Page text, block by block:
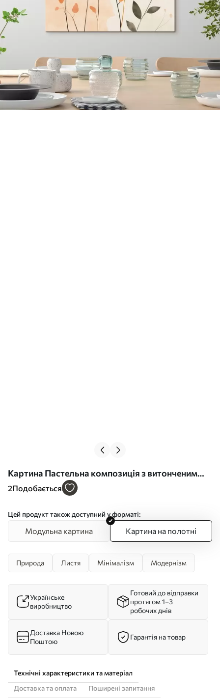
Картина Пастельна композиція з витонченим
листям у сучасному живописному стилі Арт.
2Подобається
Цей продукт також доступний у форматі:
Модульна картина Картина на полотні
Природа Листя Мінімалізм Модернізм
Українське
виробництво
Готовий до відправки
протягом 1–3
робочих днів
Доставка Новою
Поштою
Гарантія на товар
Технічні характеристики та матеріал
Доставка та оплата
Поширені запитання